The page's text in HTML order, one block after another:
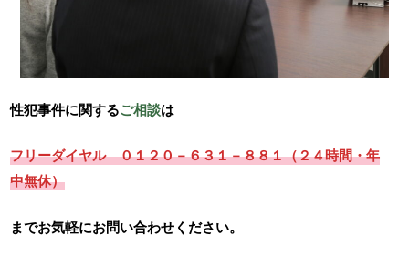
性犯事件に関するご相談は
フリーダイヤル ０１２０－６３１－８８１（２４時間・年
中無休）
までお気軽にお問い合わせください。